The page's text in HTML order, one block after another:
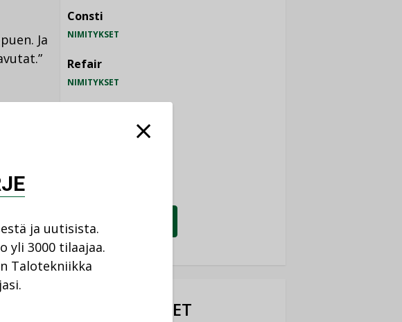
Ja
Consti
NIMITYKSET
Refair
NIMITYKSET
KATSO KAIKKI
TUOTEUUTISET
ja uutisista.
yli 3000 tilaajaa.
Talotekniikka